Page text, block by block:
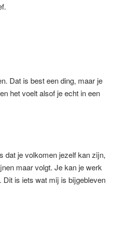
Dat is best een ding, maar je
het voelt alsof je echt in een
dat je volkomen jezelf kan zijn,
maar volgt. Je kan je werk
Dit is iets wat mij is bijgebleven